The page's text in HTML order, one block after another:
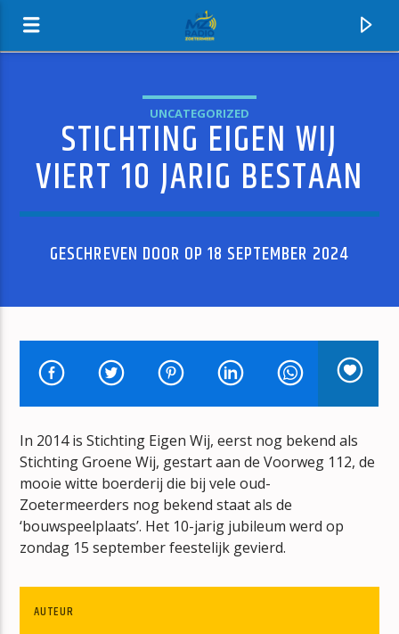
MZ-RADIO
HUIDIG NUMMER
IN DE WOLKEN
DE KAST
UNCATEGORIZED
STICHTING EIGEN WIJ
VIERT 10 JARIG BESTAAN
GESCHREVEN DOOR OP 18 SEPTEMBER 2024
In 2014 is Stichting Eigen Wij, eerst nog bekend als
Stichting Groene Wij, gestart aan de Voorweg 112, de
mooie witte boerderij die bij vele oud-
Zoetermeerders nog bekend staat als de
‘bouwspeelplaats’. Het 10-jarig jubileum werd op
zondag 15 september feestelijk gevierd.
AUTEUR